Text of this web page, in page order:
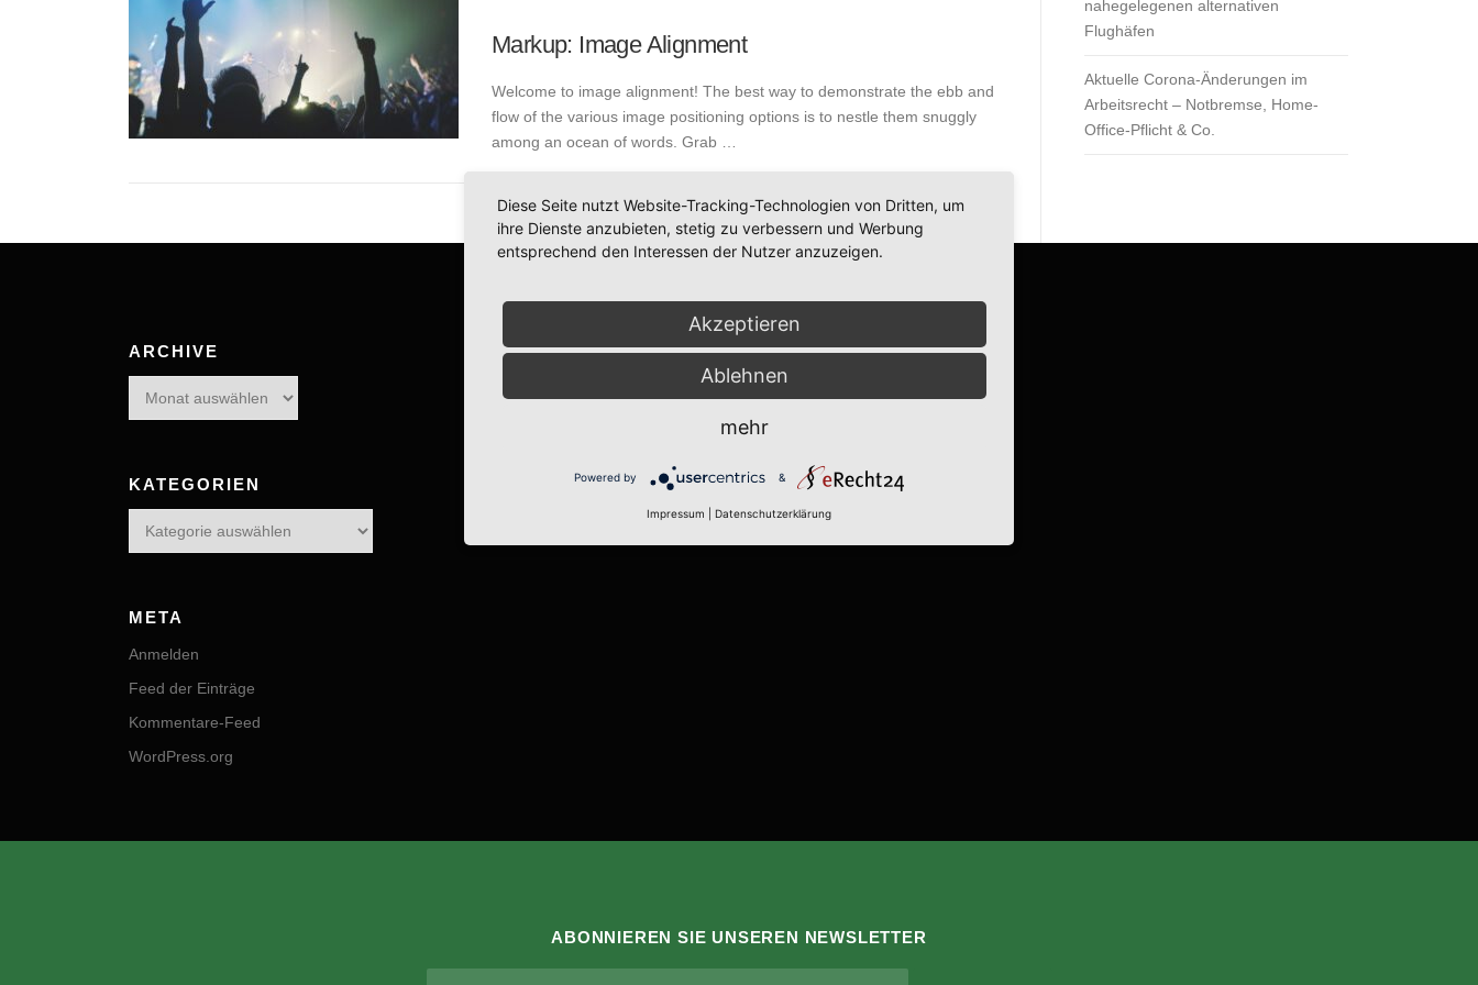
Markup: Image Alignment
Welcome to image alignment! The best way to demonstrate the ebb and
flow of the various image positioning options is to nestle them snuggly
among an ocean of words. Grab …
nahegelegenen alternativen
Flughäfen
Aktuelle Corona-Änderungen im
Arbeitsrecht – Notbremse, Home-
Office-Pflicht & Co.
ARCHIVE
KATEGORIEN
META
Anmelden
Feed der Einträge
Kommentare-Feed
WordPress.org
ABONNIEREN SIE UNSEREN NEWSLETTER
Diese Seite nutzt Website-Tracking-Technologien von Dritten, um
ihre Dienste anzubieten, stetig zu verbessern und Werbung
entsprechend den Interessen der Nutzer anzuzeigen.
Akzeptieren
Ablehnen
mehr
Powered by &
Impressum Datenschutzerklärung